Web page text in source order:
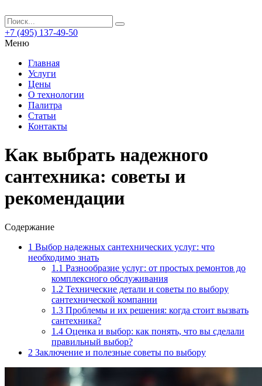
+7 (495) 137-49-50
Меню
Главная
Услуги
Цены
О технологии
Палитра
Статьи
Контакты
Как выбрать надежного
сантехника: советы и
рекомендации
Содержание
1 Выбор надежных сантехнических услуг: что
необходимо знать
1.1 Разнообразие услуг: от простых ремонтов до
комплексного обслуживания
1.2 Технические детали и советы по выбору
сантехнической компании
1.3 Проблемы и их решения: когда стоит вызвать
сантехника?
1.4 Оценка и выбор: как понять, что вы сделали
правильный выбор?
2 Заключение и полезные советы по выбору